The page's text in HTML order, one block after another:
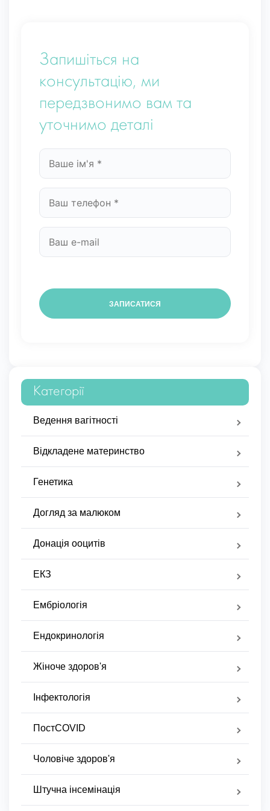
Запишіться на
консультацію, ми
передзвонимо вам та
уточнимо деталі
Категорії
Ведення вагітності
Відкладене материнство
Генетика
Догляд за малюком
Донація ооцитів
ЕКЗ
Ембріологія
Ендокринологія
Жіноче здоров'я
Інфектологія
ПостCOVID
Чоловіче здоров'я
Штучна інсемінація